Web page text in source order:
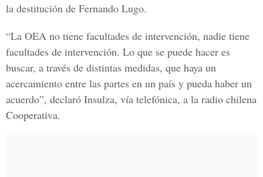
la destitución de Fernando Lugo.
“La OEA no tiene facultades de intervención, nadie tiene
facultades de intervención. Lo que se puede hacer es
buscar, a través de distintas medidas, que haya un
acercamiento entre las partes en un país y pueda haber un
acuerdo”, declaró Insulza, vía telefónica, a la radio chilena
Cooperativa.